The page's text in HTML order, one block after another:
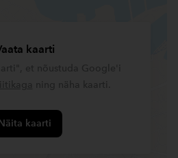
kaarti
kaarti